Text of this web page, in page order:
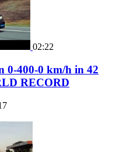
02:22
0-400-0 km/h in 42
RECORD